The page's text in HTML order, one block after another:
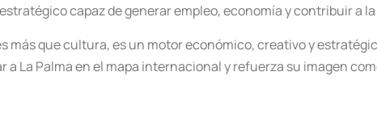
capaz de generar empleo, economía y contribuir a
más que cultura, es un motor económico, creativo y
La Palma en el mapa internacional y refuerza su imagen